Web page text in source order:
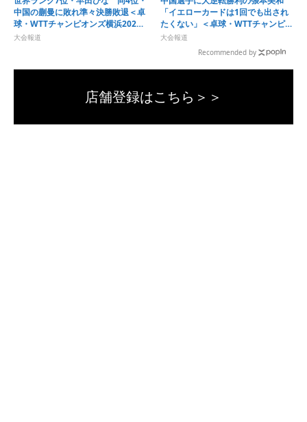
中国の蒯曼に敗れ準々決勝敗退＜卓
球・WTTチャンピオンズ横浜2026
＞
大会報道
「イエローカードは1回でも出され
たくない」＜卓球・WTTチャンピオ
ンズ横浜2026＞
大会報道
Recommended by
店舗登録はこちら＞＞